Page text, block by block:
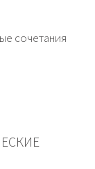
сочетания